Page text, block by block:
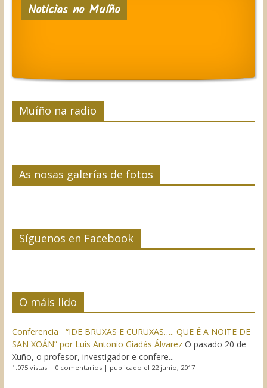
Noticias no Muíño
Muíño na radio
As nosas galerías de fotos
Síguenos en Facebook
O máis lido
Conferencia “IDE BRUXAS E CURUXAS….. QUE É A NOITE DE
SAN XOÁN” por Luís Antonio Giadás Álvarez O pasado 20 de
Xuño, o profesor, investigador e confere...
1.075 vistas| 0 comentarios| publicado el 22 junio, 2017